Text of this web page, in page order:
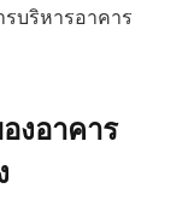
บริหารอาคาร
งอาคาร